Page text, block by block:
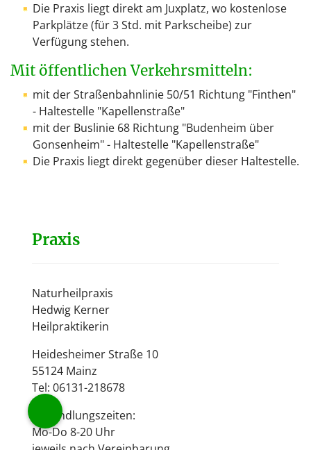
Die Praxis liegt direkt am Juxplatz, wo kostenlose
Parkplätze (für 3 Std. mit Parkscheibe) zur
Verfügung stehen.
Mit öffentlichen Verkehrsmitteln:
mit der Straßenbahnlinie 50/51 Richtung "Finthen"
- Haltestelle "Kapellenstraße"
mit der Buslinie 68 Richtung "Budenheim über
Gonsenheim" - Haltestelle "Kapellenstraße"
Die Praxis liegt direkt gegenüber dieser Haltestelle.
Praxis
Naturheilpraxis
Hedwig Kerner
Heilpraktikerin
Heidesheimer Straße 10
55124 Mainz
Tel: 06131-218678
Behandlungszeiten:
Mo-Do 8-20 Uhr